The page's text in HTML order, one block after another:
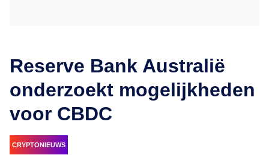
Reserve Bank Australië
onderzoekt mogelijkheden
voor CBDC
CRYPTONIEUWS